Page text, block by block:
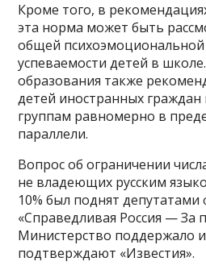
Кроме того, в
эта норма может быть
общей психоэмоциональной
успеваемости детей в
образования также
детей иностранных граждан
группам равномерно в
параллели.
Вопрос об ограничении
не владеющих русским
10% был поднят депутатами
«Справедливая Россия — За
Министерство поддержало
подтверждают «Известия».